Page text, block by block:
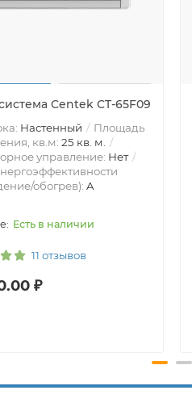
Centek CT-65F09
Настенный
Площадь
кв.м: 25 кв. м.
управление: Нет
обогрев): A
Есть в наличии
11 отзывов
₽